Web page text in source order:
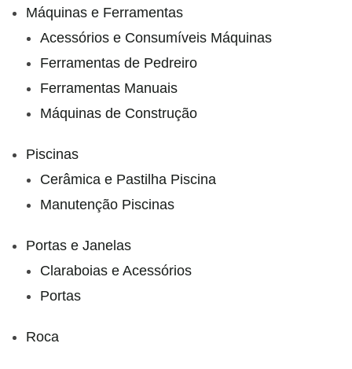
Máquinas e Ferramentas
Acessórios e Consumíveis Máquinas
Ferramentas de Pedreiro
Ferramentas Manuais
Máquinas de Construção
Piscinas
Cerâmica e Pastilha Piscina
Manutenção Piscinas
Portas e Janelas
Claraboias e Acessórios
Portas
Roca